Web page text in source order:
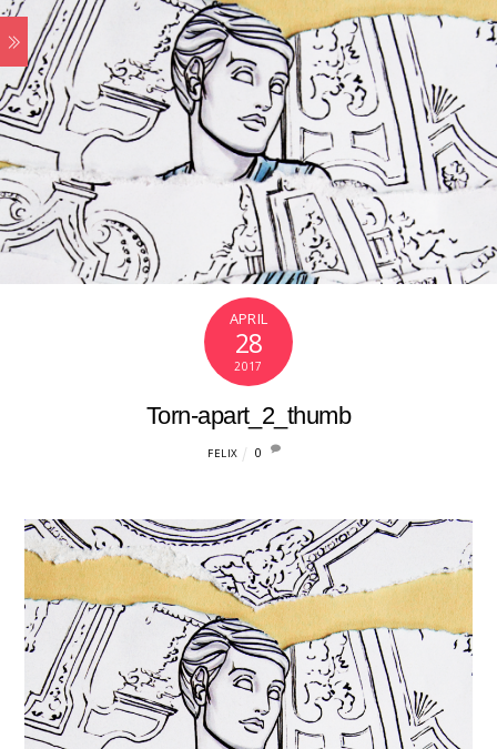
APRIL
28
2017
Torn-apart_2_thumb
FELIX 0